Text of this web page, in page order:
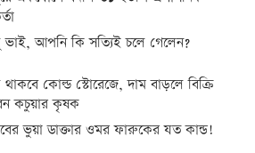
ভাই, আপনি কি সত্যিই চলে গেলেন?
কোল্ড স্টোরেজে, দাম বাড়লে বিক্রি
কচুয়ার কৃষক
ভুয়া ডাক্তার ওমর ফারুকের যত কান্ড!